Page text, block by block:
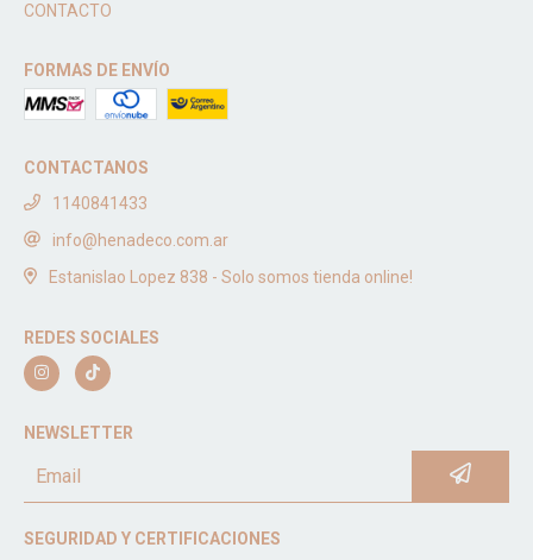
CONTACTO
FORMAS DE ENVÍO
CONTACTANOS
1140841433
info@henadeco.com.ar
Estanislao Lopez 838 - Solo somos tienda online!
REDES SOCIALES
NEWSLETTER
SEGURIDAD Y CERTIFICACIONES